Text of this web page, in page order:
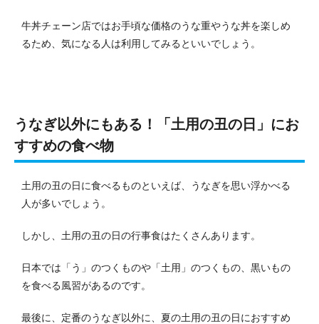
牛丼チェーン店ではお手頃な価格のうな重やうな丼を楽しめ
るため、気になる人は利用してみるといいでしょう。
うなぎ以外にもある！「土用の丑の日」にお
すすめの食べ物
土用の丑の日に食べるものといえば、うなぎを思い浮かべる
人が多いでしょう。
しかし、土用の丑の日の行事食はたくさんあります。
日本では「う」のつくものや「土用」のつくもの、黒いもの
を食べる風習があるのです。
最後に、定番のうなぎ以外に、夏の土用の丑の日におすすめ